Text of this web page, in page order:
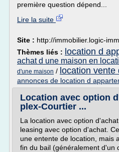
première question dépend...
Lire la suite
Site : http://immobilier.logic-
Thèmes liés : location d
achat d une maison en
d'une maison / location
annonces de location d
Location avec option
plex-Courtier ...
La location avec option
leasing avec option d'achat.
une entente de location, mais
fin du bail (généralement d'un